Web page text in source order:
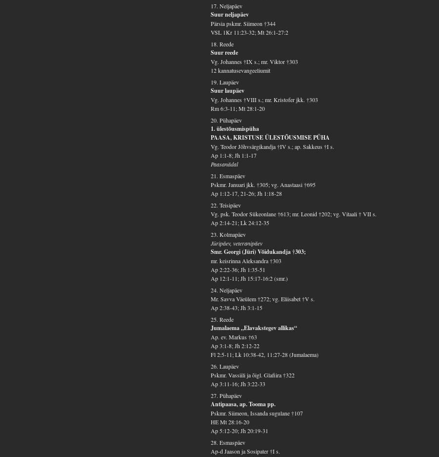
17. Neljapäev
Suur neljapäev
Pärsia pskmr. Siimeon †344
VSL 1Kr 11:23-32; Mt 26:1-27:2
18. Reede
Suur reede
Vg. Johannes †IX s.; mr. Viktor †303
12 kannatusevangeeliumit
19. Laupäev
Suur laupäev
Vg. Johannes †VIII s.; mr. Kristofer jkk. †303
Rm 6:3-11; Mt 28:1-20
20. Pühapäev
1. ülestõusmispüha
PAASA, KRISTUSE ÜLESTÕUSMISE PÜHA
Vg. Teodor Jõhvsärgikandja †IV s.; ap. Sakkeus †I s.
Ap 1:1-8; Jh 1:1-17
Paasanädal
21. Esmaspäev
Pskmr. Januari jkk. †305; vg. Anastaasi †695
Ap 1:12-17, 21-26; Jh 1:18-28
22. Teisipäev
Vg. psk. Teodor Sükeonlane †613; mr. Leonid †202; vg. Vitaali † VII s.
Ap 2:14-21; Lk 24:12-35
23. Kolmapäev
Jüripäev, veteranipäev
Smr. Georgi (Jüri) Võidukandja †303;
mr. keisrinna Aleksandra †303
Ap 2:22-36; Jh 1:35-51
Ap 12:1-11; Jh 15:17-16:2 (smr.)
24. Neljapäev
Mr. Savva Väeülem †272; vg. Eliisabet †V s.
Ap 2:38-43; Jh 3:1-15
25. Reede
Jumalaema „Elavakstegev allikas“
Ap. ev. Markus †63
Ap 3:1-8; Jh 2:12-22
Fl 2:5-11; Lk 10:38-42, 11:27-28 (Jumalaema)
26. Laupäev
Pskmr. Vassiili ja õigl. Glafiira †322
Ap 3:11-16; Jh 3:22-33
27. Pühapäev
Antipaasa, ap. Tooma pp.
Pskmr. Siimeon, Issanda sugulane †107
HE Mt 28:16-20
Ap 5:12-20; Jh 20:19-31
28. Esmaspäev
Ap-d Jaason ja Sosipater †I s.